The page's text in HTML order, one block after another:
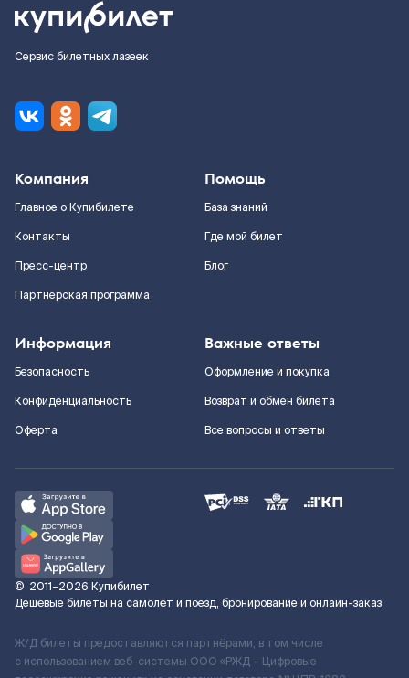
Сервис билетных лазеек
Компания
Главное о Купибилете
Контакты
Пресс-центр
Партнерская программа
Помощь
База знаний
Где мой билет
Блог
Информация
Безопасность
Конфиденциальность
Оферта
Важные ответы
Оформление и покупка
Возврат и обмен билета
Все вопросы и ответы
© 2011–2026 Купибилет
Дешёвые билеты на самолёт и поезд, бронирование и онлайн-заказ
Ж/Д билеты предоставляются партнёрами, в том числе
с использованием веб-системы ООО «РЖД – Цифровые